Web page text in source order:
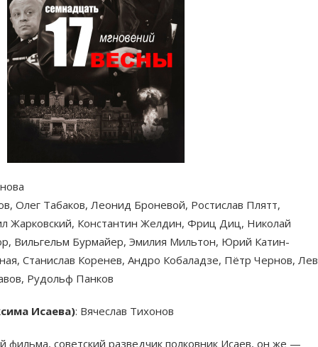
Олег Табаков, Леонид Броневой, Ростислав Плятт,
Жарковский, Константин Желдин, Фриц Диц, Николай
Вильгельм Бурмайер, Эмилия Мильтон, Юрий Катин-
Станислав Коренев, Андро Кобаладзе, Пётр Чернов, Лев
Рудольф Панков
Исаева): Вячеслав Тихонов
фильма, советский разведчик полковник Исаев, он же —